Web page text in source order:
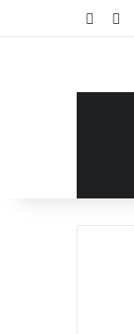
تسجيل الدخول
مقال عشوائي